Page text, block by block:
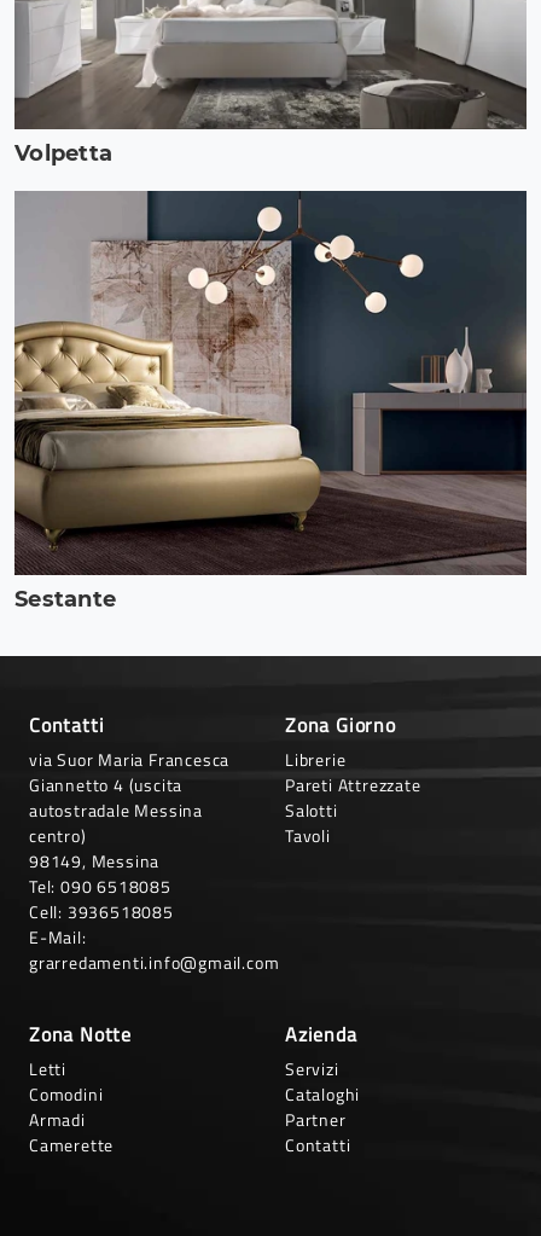
Volpetta
Sestante
Contatti
via Suor Maria Francesca
Giannetto 4 (uscita
autostradale Messina
centro)
98149, Messina
Tel: 090 6518085
Cell: 3936518085
E-Mail:
grarredamenti.info@gmail.com
Zona Giorno
Librerie
Pareti Attrezzate
Salotti
Tavoli
Zona Notte
Letti
Comodini
Armadi
Camerette
Azienda
Servizi
Cataloghi
Partner
Contatti